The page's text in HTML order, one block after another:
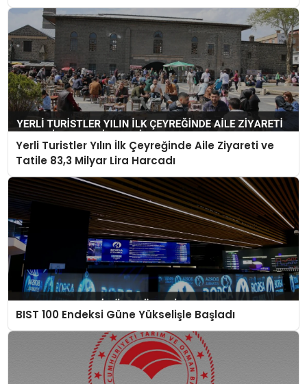
Yerli Turistler Yılın İlk Çeyreğinde Aile Ziyareti ve
Tatile 83,3 Milyar Lira Harcadı
BIST 100 Endeksi Güne Yükselişle Başladı